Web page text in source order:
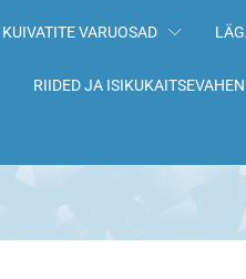
KUIVATITE VARUOSAD
RIIDED JA